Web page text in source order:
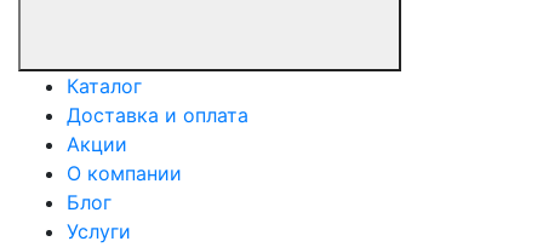
Каталог
Доставка и оплата
Акции
О компании
Блог
Услуги